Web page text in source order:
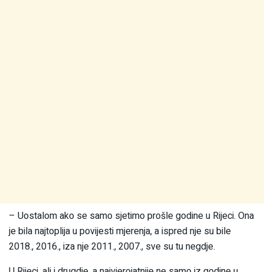
– Uostalom ako se samo sjetimo prošle godine u Rijeci. Ona
je bila najtoplija u povijesti mjerenja, a ispred nje su bile
2018., 2016., iza nje 2011., 2007., sve su tu negdje.